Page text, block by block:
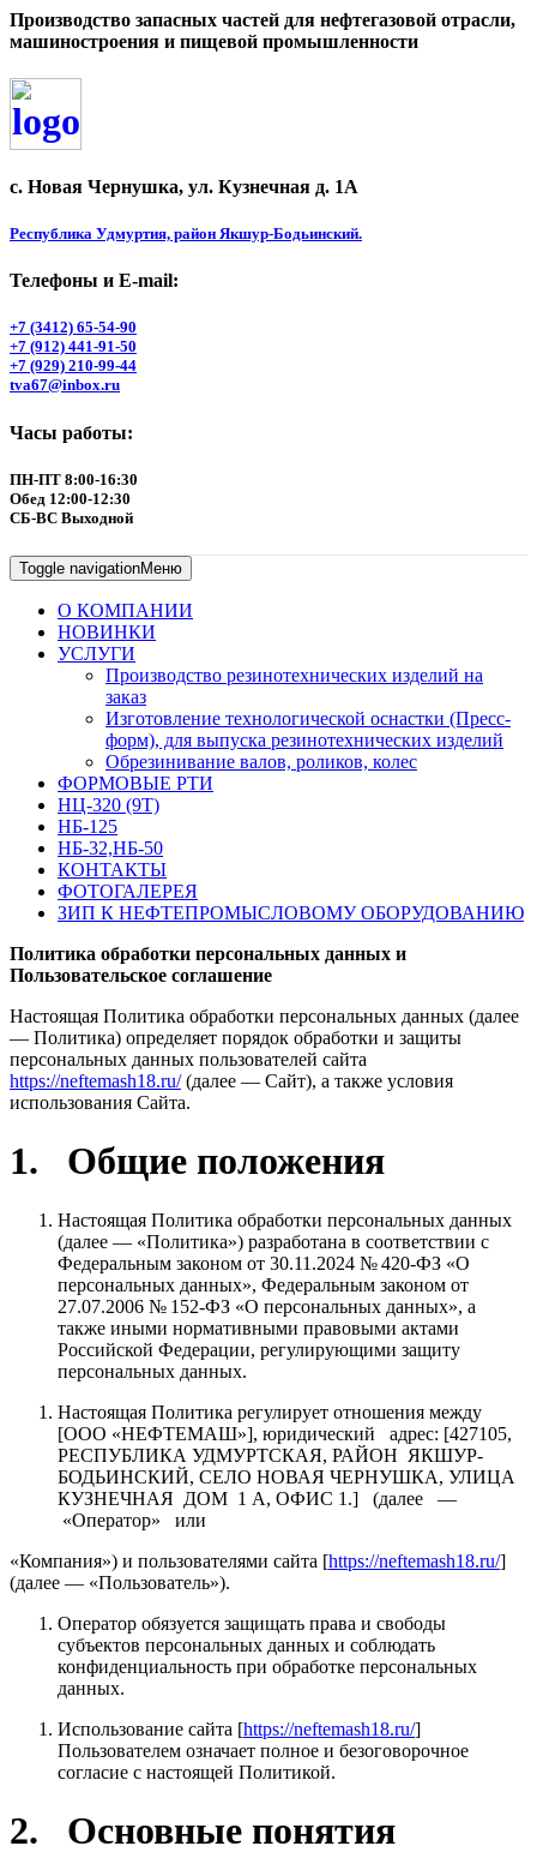
Производство запасных частей для нефтегазовой отрасли,
машиностроения и пищевой промышленности
с. Новая Чернушка, ул. Кузнечная д. 1А
Республика Удмуртия, район Якшур-Бодьинский.
Телефоны и Е-mail:
+7 (3412) 65-54-90
+7 (912) 441-91-50
+7 (929) 210-99-44
tva67@inbox.ru
Часы работы:
ПН-ПТ 8:00-16:30
Обед 12:00-12:30
СБ-ВС Выходной
Toggle navigationМеню
О КОМПАНИИ
НОВИНКИ
УСЛУГИ
Производство резинотехнических изделий на
заказ
Изготовление технологической оснастки (Пресс-
форм), для выпуска резинотехнических изделий
Обрезинивание валов, роликов, колес
ФОРМОВЫЕ РТИ
НЦ-320 (9Т)
НБ-125
НБ-32,НБ-50
КОНТАКТЫ
ФОТОГАЛЕРЕЯ
ЗИП К НЕФТЕПРОМЫСЛОВОМУ ОБОРУДОВАНИЮ
Политика обработки персональных данных и
Пользовательское соглашение
Настоящая Политика обработки персональных данных (далее
— Политика) определяет порядок обработки и защиты
персональных данных пользователей сайта
https://neftemash18.ru/(далее — Сайт), а также условия
использования Сайта.
1. Общие положения
Настоящая Политика обработки персональных данных
(далее — «Политика») разработана в соответствии с
Федеральным законом от 30.11.2024 № 420-ФЗ «О
персональных данных», Федеральным законом от
27.07.2006 № 152-ФЗ «О персональных данных», а
также иными нормативными правовыми актами
Российской Федерации, регулирующими защиту
персональных данных.
Настоящая Политика регулирует отношения между
[ООО «НЕФТЕМАШ»], юридический адрес: [427105,
РЕСПУБЛИКА УДМУРТСКАЯ, РАЙОН ЯКШУР-
БОДЬИНСКИЙ, СЕЛО НОВАЯ ЧЕРНУШКА, УЛИЦА
КУЗНЕЧНАЯ ДОМ 1 А, ОФИС 1.] (далее —
«Оператор» или
«Компания») и пользователями сайта [https://neftemash18.ru/]
(далее — «Пользователь»).
Оператор обязуется защищать права и свободы
субъектов персональных данных и соблюдать
конфиденциальность при обработке персональных
данных.
Использование сайта [https://neftemash18.ru/]
Пользователем означает полное и безоговорочное
согласие с настоящей Политикой.
2. Основные понятия